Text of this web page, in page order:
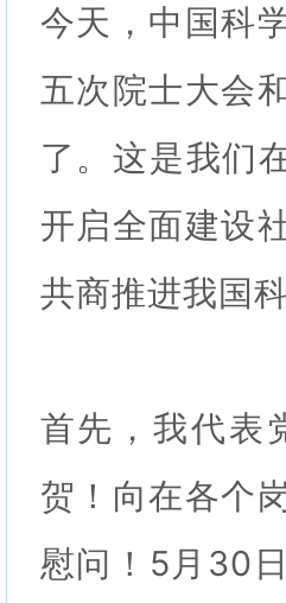
今天，中国科
五次院士大会
了。这是我们
开启全面建设
共商推进我
首先，我代表
贺！向在各个
慰问！5月30